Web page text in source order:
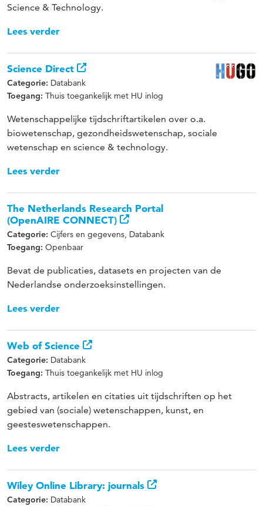
Science & Technology.
Lees verder
Science Direct
Categorie: Databank
Toegang: Thuis toegankelijk met HU inlog
Wetenschappelijke tijdschriftartikelen over o.a.
biowetenschap, gezondheidswetenschap, sociale
wetenschap en science & technology.
Lees verder
The Netherlands Research Portal
(OpenAIRE CONNECT)
Categorie: Cijfers en gegevens, Databank
Toegang: Openbaar
Bevat de publicaties, datasets en projecten van de
Nederlandse onderzoeksinstellingen.
Lees verder
Web of Science
Categorie: Databank
Toegang: Thuis toegankelijk met HU inlog
Abstracts, artikelen en citaties uit tijdschriften op het
gebied van (sociale) wetenschappen, kunst, en
geesteswetenschappen.
Lees verder
Wiley Online Library: journals
Categorie: Databank